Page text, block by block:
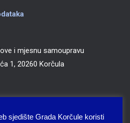
i mjesnu samoupravu
1, 20260 Korčula
sjedište Grada Korčule koristi